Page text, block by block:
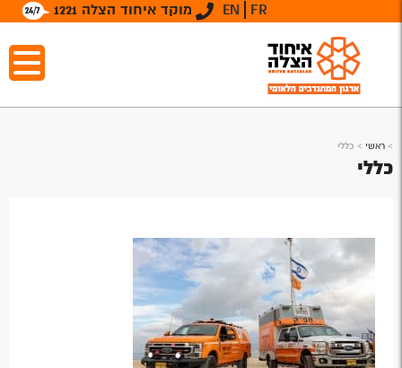
מוקד איחוד הצלה 1221 EN FR
> ראשי > כללי
כללי